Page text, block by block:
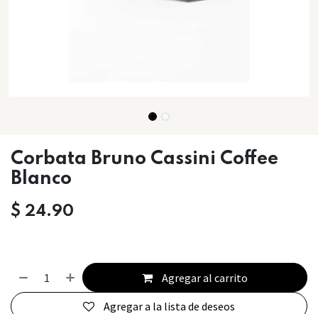
Corbata Bruno Cassini Coffee
Blanco
$ 24.90
Agregar al carrito
Agregar a la lista de deseos